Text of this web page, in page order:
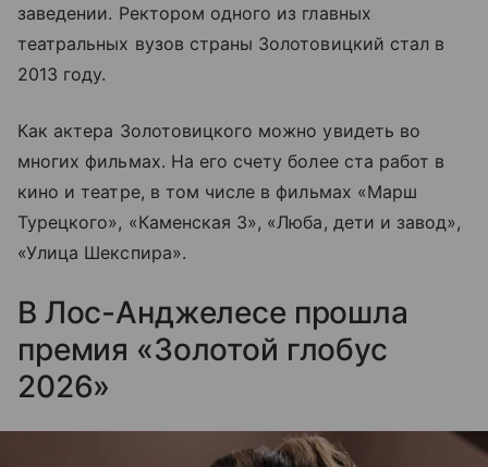
заведении. Ректором одного из главных
театральных вузов страны Золотовицкий стал в
2013 году.
Как актера Золотовицкого можно увидеть во
многих фильмах. На его счету более ста работ в
кино и театре, в том числе в фильмах «Марш
Турецкого», «Каменская 3», «Люба, дети и завод»,
«Улица Шекспира».
В Лос-Анджелесе прошла
премия «Золотой глобус
2026»